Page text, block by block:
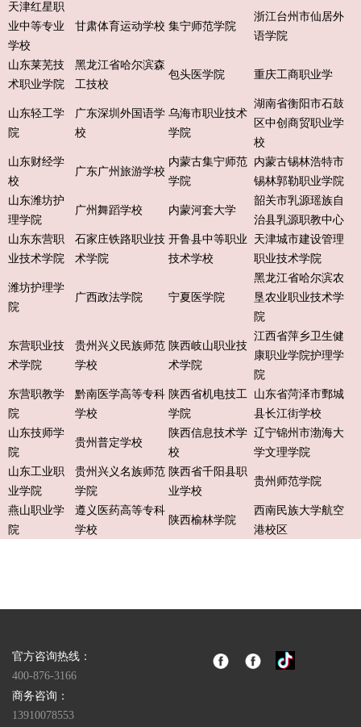
天津红星职
业中等专业
学校
甘肃体育运动学校 集宁师范学院
浙江台州市仙居外
语学院
山东莱芜技
术职业学院
黑龙江省哈尔滨森
工技校
包头医学院 重庆工商职业学
山东轻工学
院
广东深圳外国语学
校
乌海市职业技术
学院
湖南省衡阳市石鼓
区中创商贸职业学
校
山东财经学
校
广东广州旅游学校
内蒙古集宁师范
学院
内蒙古锡林浩特市
锡林郭勒职业学院
山东潍坊护
理学院
广州舞蹈学校 内蒙河套大学
韶关市乳源瑶族自
治县乳源职教中心
山东东营职
业技术学院
石家庄铁路职业技
术学院
开鲁县中等职业
技术学校
天津城市建设管理
职业技术学院
潍坊护理学
院
广西政法学院 宁夏医学院
黑龙江省哈尔滨农
垦农业职业技术学
院
东营职业技
术学院
贵州兴义民族师范
学校
陕西岐山职业技
术学院
江西省萍乡卫生健
康职业学院护理学
院
东营职教学
院
黔南医学高等专科
学校
陕西省机电技工
学院
山东省菏泽市鄄城
县长江街学校
山东技师学
院
贵州普定学校
陕西信息技术学
校
辽宁锦州市渤海大
学文理学院
山东工业职
业学院
贵州兴义名族师范
学院
陕西省千阳县职
业学校
贵州师范学院
燕山职业学
院
遵义医药高等专科
学校
陕西榆林学院
西南民族大学航空
港校区
官方咨询热线：
400-876-3166
商务咨询：
13910078553